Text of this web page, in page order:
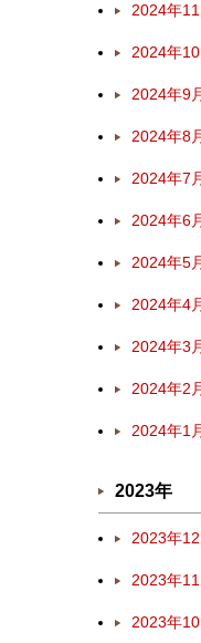
2024年
2024年
2024年9
2024年8
2024年7
2024年6
2024年5
2024年4
2024年3
2024年2
2024年1
2023年
2023年
2023年
2023年